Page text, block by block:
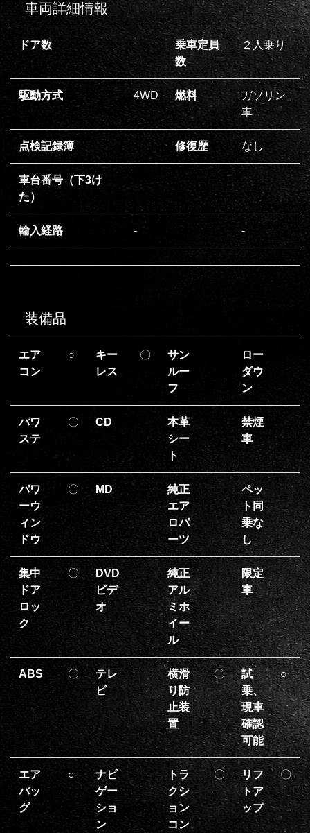
車両詳細情報
ドア数
乗車定員
数
２人乗り
駆動方式 4WD 燃料
ガソリン
車
点検記録簿 修復歴 なし
車台番号（下3け
た）
輸入経路 ‐ ‐
装備品
エア
コン
○
キー
レス
〇
サン
ルー
フ
ロー
ダウ
ン
パワ
ステ
〇 CD
本革
シー
ト
禁煙
車
パワ
ーウ
ィン
ドウ
〇 MD
純正
エア
ロパ
ーツ
ペッ
ト同
乗な
し
集中
ドア
ロッ
ク
〇
DVD
ビデ
オ
純正
アル
ミホ
イー
ル
限定
車
ABS 〇
テレ
ビ
横滑
り防
止装
置
〇
試
乗、
現車
確認
可能
○
エア
バッ
グ
○
ナビ
ゲー
ショ
ン
トラ
クシ
ョン
コン
〇
リフ
トア
ップ
〇